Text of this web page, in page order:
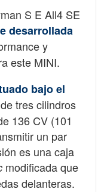
S E All4 SE
desarrollada
y
este MINI.
bajo el
tres cilindros
136 CV (101
un par
es una caja
modificada que
delanteras.